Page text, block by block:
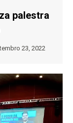
palestra
23, 2022